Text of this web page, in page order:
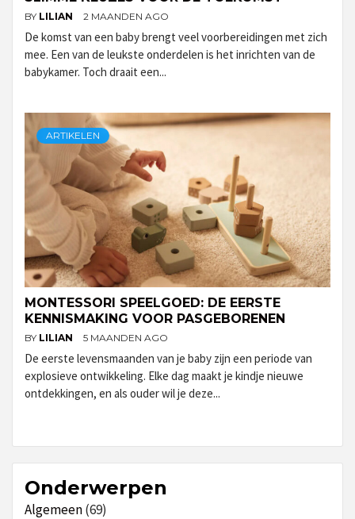
BY LILIAN 2 MAANDEN AGO
De komst van een baby brengt veel voorbereidingen met zich
mee. Een van de leukste onderdelen is het inrichten van de
babykamer. Toch draait een...
ARTIKELEN
MONTESSORI SPEELGOED: DE EERSTE
KENNISMAKING VOOR PASGEBORENEN
BY LILIAN 5 MAANDEN AGO
De eerste levensmaanden van je baby zijn een periode van
explosieve ontwikkeling. Elke dag maakt je kindje nieuwe
ontdekkingen, en als ouder wil je deze...
Onderwerpen
Algemeen(69)